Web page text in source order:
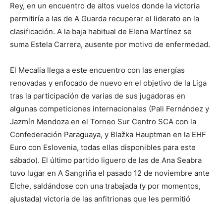
Rey, en un encuentro de altos vuelos donde la victoria
permitiría a las de A Guarda recuperar el liderato en la
clasificación. A la baja habitual de Elena Martínez se
suma Estela Carrera, ausente por motivo de enfermedad.
El Mecalia llega a este encuentro con las energías
renovadas y enfocado de nuevo en el objetivo de la Liga
tras la participación de varias de sus jugadoras en
algunas competiciones internacionales (Pali Fernández y
Jazmín Mendoza en el Torneo Sur Centro SCA con la
Confederación Paraguaya, y Blažka Hauptman en la EHF
Euro con Eslovenia, todas ellas disponibles para este
sábado). El último partido liguero de las de Ana Seabra
tuvo lugar en A Sangriña el pasado 12 de noviembre ante
Elche, saldándose con una trabajada (y por momentos,
ajustada) victoria de las anfitrionas que les permitió